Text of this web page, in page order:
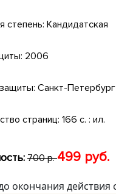
степень: Кандидатская
2006
Санкт-Петербург
страниц: 166 с. : ил.
700 р.499 руб.
окончания действия